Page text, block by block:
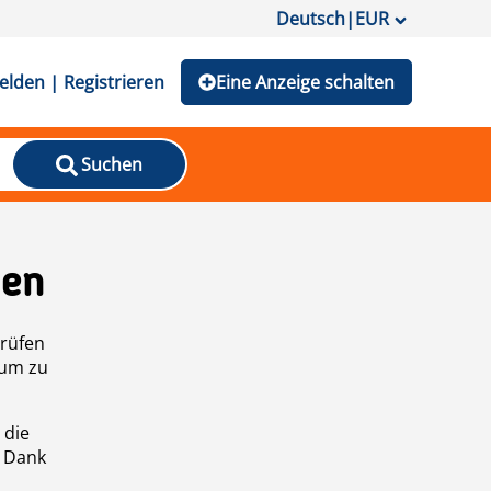
Deutsch|EUR
| Registrieren Eine Anzeige schalten
Suchen
zu
die